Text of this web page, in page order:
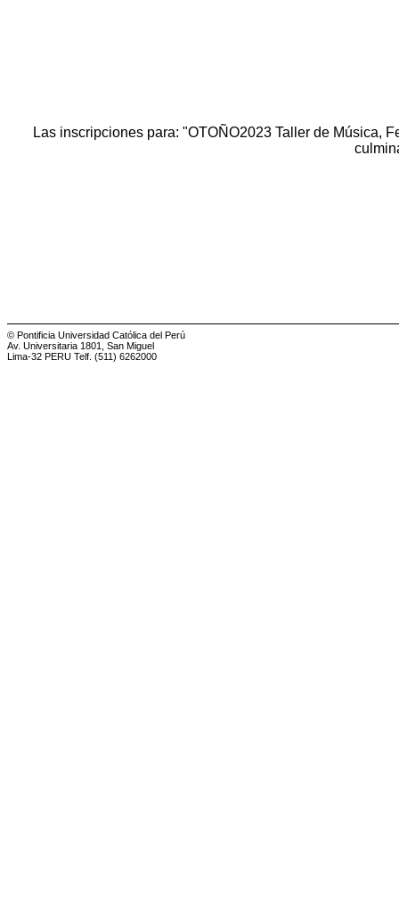
Las inscripciones para: "OTOÑO2023 Taller de Música,
© Pontificia Universidad Católica del Perú
Av. Universitaria 1801, San Miguel
Lima-32 PERU Telf. (511) 6262000